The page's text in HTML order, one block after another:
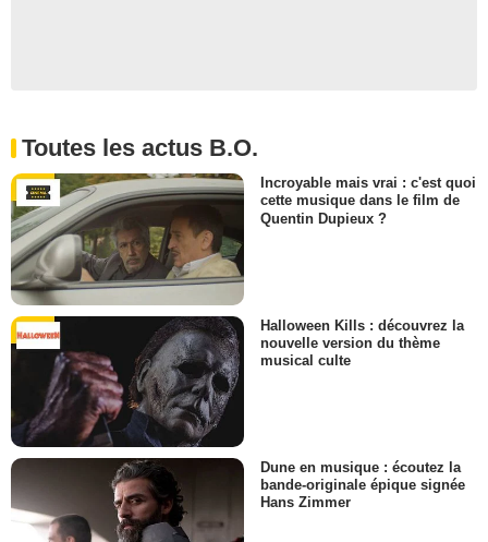
Toutes les actus B.O.
Incroyable mais vrai : c'est quoi
cette musique dans le film de
Quentin Dupieux ?
Halloween Kills : découvrez la
nouvelle version du thème
musical culte
Dune en musique : écoutez la
bande-originale épique signée
Hans Zimmer